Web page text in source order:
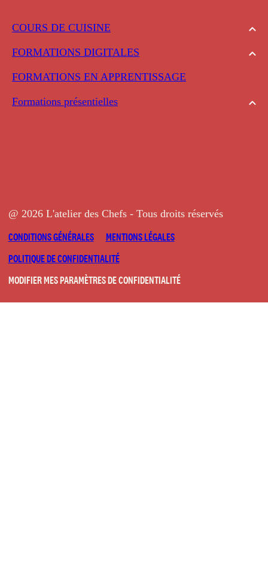
COURS DE CUISINE
FORMATIONS DIGITALES
FORMATIONS EN APPRENTISSAGE
Formations présentielles
@ 2026 L'atelier des Chefs - Tous droits réservés
CONDITIONS GÉNÉRALES
MENTIONS LÉGALES
POLITIQUE DE CONFIDENTIALITÉ
MODIFIER MES PARAMÈTRES DE CONFIDENTIALITÉ